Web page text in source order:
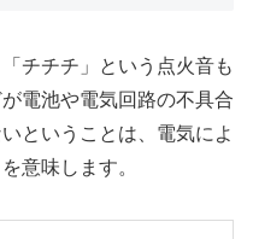
チチチ」という点火音も
電池や電気回路の不具合
ということは、電気によ
意味します。